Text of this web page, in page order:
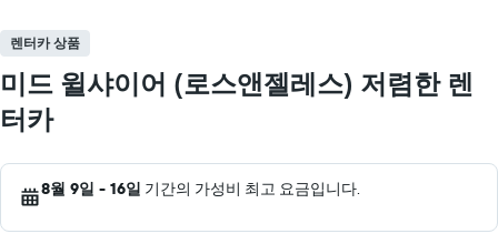
렌터카 상품
미드 윌샤이어 (로스앤젤레스) 저렴한 렌
터카
8월 9일 - 16일 기간의 가성비 최고 요금입니다.